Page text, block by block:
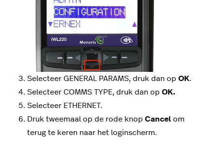
Selecteer GENERAL PARAMS, druk dan op OK.
Selecteer COMMS TYPE, druk dan op OK.
Selecteer ETHERNET.
Druk tweemaal op de rode knop Cancel om
terug te keren naar het loginscherm.